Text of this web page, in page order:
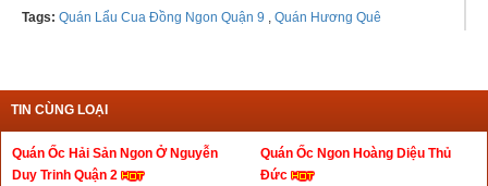
Tags: Quán Lẩu Cua Đồng Ngon Quận 9 Quán Hương Quê
TIN CÙNG LOẠI
Quán Ốc Hải Sản Ngon Ở Nguyễn
Duy Trinh Quận 2
Quán Ốc Ngon Hoàng Diệu Thủ
Đức